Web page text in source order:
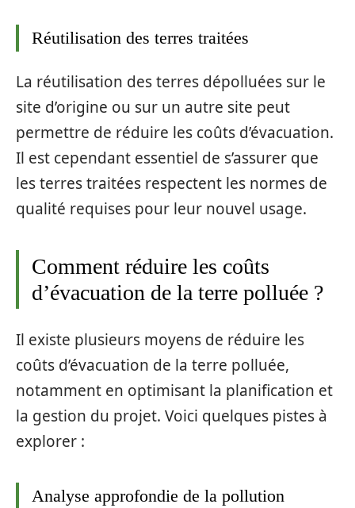
Réutilisation des terres traitées
La réutilisation des terres dépolluées sur le
site d’origine ou sur un autre site peut
permettre de réduire les coûts d’évacuation.
Il est cependant essentiel de s’assurer que
les terres traitées respectent les normes de
qualité requises pour leur nouvel usage.
Comment réduire les coûts
d’évacuation de la terre polluée ?
Il existe plusieurs moyens de réduire les
coûts d’évacuation de la terre polluée,
notamment en optimisant la planification et
la gestion du projet. Voici quelques pistes à
explorer :
Analyse approfondie de la pollution